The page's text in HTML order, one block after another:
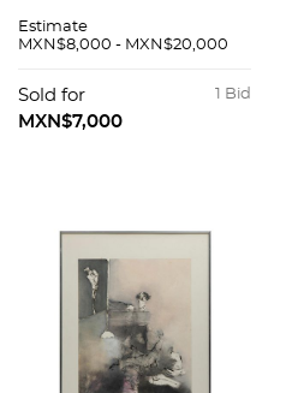
Estimate
MXN$8,000 - MXN$20,000
1 Bid
Sold for
MXN$7,000